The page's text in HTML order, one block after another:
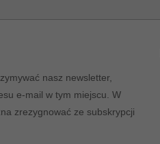
nasz newsletter,
e-mail w tym miejscu. W
zrezygnować ze subskrypcji